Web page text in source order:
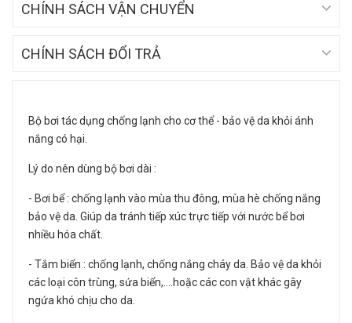
CHÍNH SÁCH VẬN CHUYỂN
CHÍNH SÁCH ĐỔI TRẢ
Bộ bơi tác dụng chống lạnh cho cơ thể - bảo vệ da khỏi ánh
nắng có hại.
Lý do nên dùng bộ bơi dài :
- Bơi bể : chống lạnh vào mùa thu đông, mùa hè chống nắng
bảo vệ da. Giúp da tránh tiếp xúc trực tiếp với nước bể bơi
nhiều hóa chất.
- Tắm biển : chống lạnh, chống nắng cháy da. Bảo vệ da khỏi
các loại côn trùng, sứa biển,....hoặc các con vật khác gây
ngứa khó chịu cho da.